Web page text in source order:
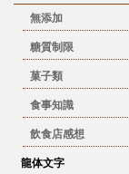
無添加
糖質制限
菓子類
食事知識
飲食店感想
龍体文字